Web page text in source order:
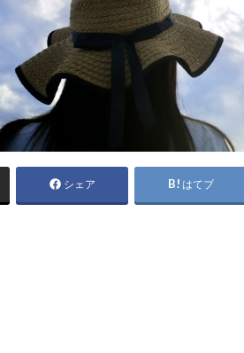
シェア はてブ